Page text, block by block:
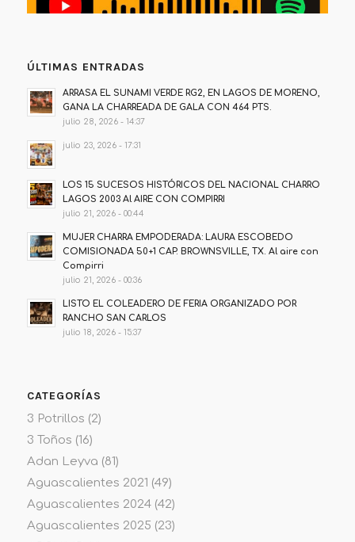
ÚLTIMAS ENTRADAS
ARRASA EL SUNAMI VERDE RG2, EN LAGOS DE MORENO,
GANA LA CHARREADA DE GALA CON 464 PTS.
julio 28, 2026 - 14:37
julio 23, 2026 - 17:31
LOS 15 SUCESOS HISTÓRICOS DEL NACIONAL CHARRO
LAGOS 2003 Al AIRE CON COMPIRRI
julio 21, 2026 - 00:44
MUJER CHARRA EMPODERADA: LAURA ESCOBEDO
COMISIONADA 50+1 CAP. BROWNSVILLE, TX. Al aire con
Compirri
julio 21, 2026 - 00:36
LISTO EL COLEADERO DE FERIA ORGANIZADO POR
RANCHO SAN CARLOS
julio 18, 2026 - 15:37
CATEGORÍAS
3 Potrillos (2)
3 Toños (16)
Adan Leyva (81)
Aguascalientes 2021 (49)
Aguascalientes 2024(42)
Aguascalientes 2025 (23)